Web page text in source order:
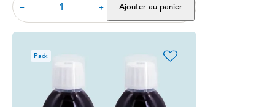
− + Ajouter au panier
Pack favorite_border